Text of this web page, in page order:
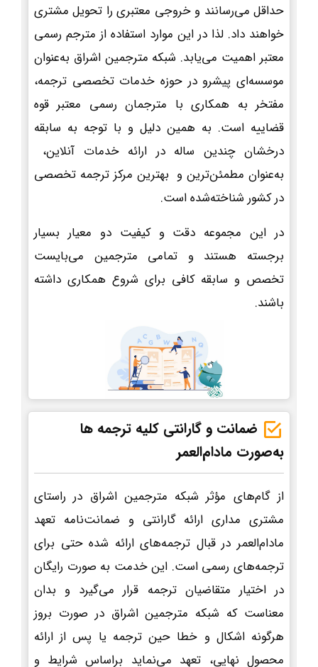
حداقل می‌رسانند و خروجی معتبری را تحویل مشتری
خواهند داد. لذا در این موارد استفاده از مترجم رسمی
معتبر اهمیت می‌یابد. شبکه مترجمین اشراق به‌عنوان
موسسه‌ای پیشرو در حوزه خدمات تخصصی ترجمه،
مفتخر به همکاری با مترجمان رسمی معتبر قوه
قضاییه است. به همین دلیل و با توجه به سابقه
درخشان چندین ساله در ارائه خدمات آنلاین،
به‌عنوان مطمئن‌ترین و بهترین مرکز ترجمه تخصصی
در کشور شناخته‌شده است.
در این مجموعه دقت و کیفیت دو معیار بسیار
برجسته هستند و تمامی مترجمین می‌بایست
تخصص و سابقه کافی برای شروع همکاری داشته
باشند.
ضمانت و گارانتی کلیه ترجمه ها
به‌صورت مادام‌العمر
از گام‌های مؤثر شبکه مترجمین اشراق در راستای
مشتری مداری ارائه گارانتی و ضمانت‌نامه تعهد
مادام‌العمر در قبال ترجمه‌های ارائه شده حتی برای
ترجمه‌های رسمی است. این خدمت به صورت رایگان
در اختیار متقاضیان ترجمه قرار می‌گیرد و بدان
معناست که شبکه مترجمین اشراق در صورت بروز
هرگونه اشکال و خطا حین ترجمه یا پس از ارائه
محصول نهایی، تعهد می‌نماید براساس شرایط و